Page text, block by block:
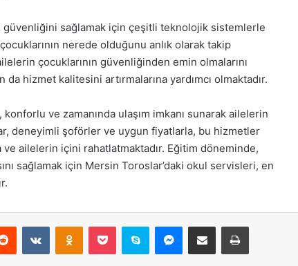
sağlamak için çeşitli teknolojik sistemlerle
nerede olduğunu anlık olarak takip
çocuklarının güvenliğinden emin olmalarını
da hizmet kalitesini artırmalarına yardımcı olmaktadır.
ve zamanında ulaşım imkanı sunarak ailelerin
deneyimli şoförler ve uygun fiyatlarla, bu hizmetler
ailelerin içini rahatlatmaktadır. Eğitim döneminde,
sağlamak için Mersin Toroslar’daki okul servisleri, en
Reddit VKontakteOdnoklassniki
Pocket Skype Messenger
E-Posta ile paylaş Yazdır